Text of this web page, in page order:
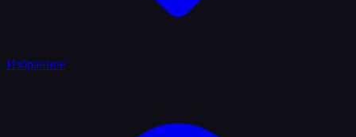
Избранное